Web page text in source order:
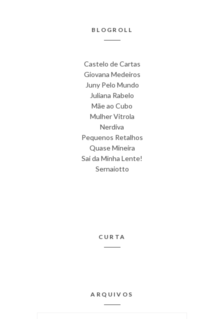
BLOGROLL
Castelo de Cartas
Giovana Medeiros
Juny Pelo Mundo
Juliana Rabelo
Mãe ao Cubo
Mulher Vitrola
Nerdiva
Pequenos Retalhos
Quase Mineira
Sai da Minha Lente!
Sernaiotto
CURTA
ARQUIVOS